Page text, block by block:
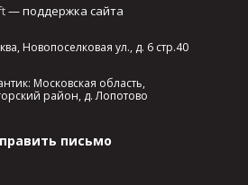
— поддержка сайта
Новопоселковая ул., д. 6 стр.40
Московская область,
район, д. Лопотово
письмо